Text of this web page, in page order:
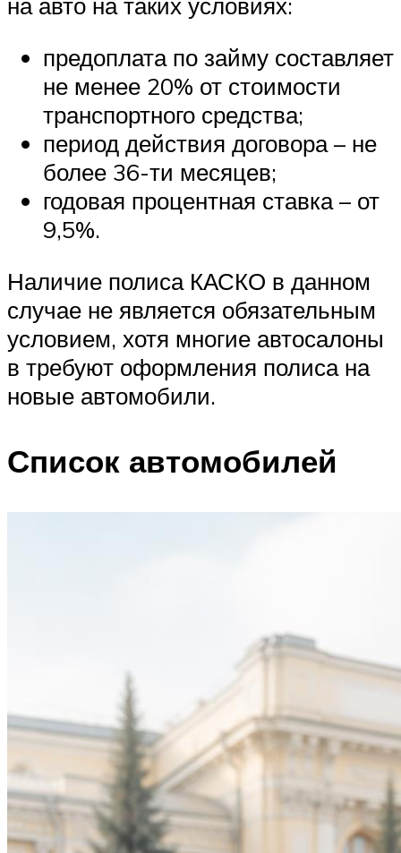
предоплата по займу составляет
не менее 20% от стоимости
транспортного средства;
период действия договора – не
более 36-ти месяцев;
годовая процентная ставка – от
9,5%.
Наличие полиса КАСКО в данном
случае не является обязательным
условием, хотя многие автосалоны
в требуют оформления полиса на
новые автомобили.
Список автомобилей